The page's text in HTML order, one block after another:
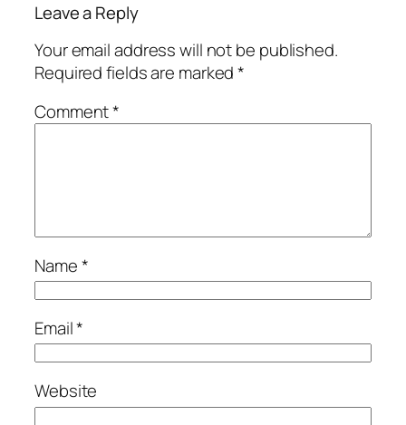
Leave a Reply
Your email address will not be published.
Required fields are marked*
Comment*
Name*
Email*
Website